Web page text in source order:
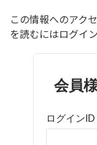
この情報へのアク
を読むにはログイ
会員
ログインID